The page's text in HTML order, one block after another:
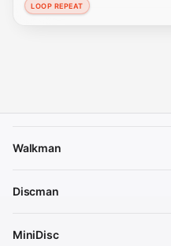
LOOP REPEAT
Walkman
Discman
MiniDisc